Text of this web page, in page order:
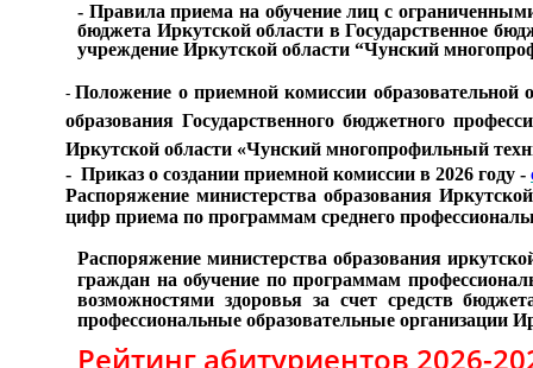
- Правила приема на обучение лиц с
бюджета Иркутской области в Государственное
учреждение Иркутской области “Чунский
-Положение о приемной комиссии образовательной
образования Государственного бюджетного
Иркутской области «Чунский многопрофильный
- Приказ о создании приемной комиссии в 2026 году -
Распоряжение министерства образования
цифр приема по программам среднего
Распоряжениеминистерства образования
граждан на обучение по программам
возможностями здоровья за счет средств
профессиональные образовательные организации
Рейтинг абитуриентов 2026-